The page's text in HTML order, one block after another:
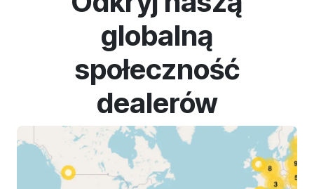
globalną
społeczność
dealerów